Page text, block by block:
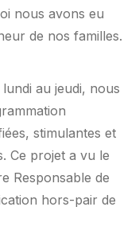
nous avons eu
de nos familles.
au jeudi, nous
stimulantes et
Ce projet a vu le
Responsable de
hors-pair de